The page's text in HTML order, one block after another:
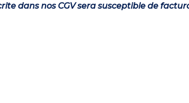
dans nos CGV sera susceptible de